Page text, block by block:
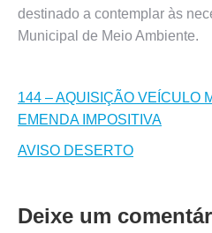
destinado a contemplar às
Municipal de Meio Ambiente.
144 – AQUISIÇÃO VEÍCULO
EMENDA IMPOSITIVA
AVISO DESERTO
Deixe um